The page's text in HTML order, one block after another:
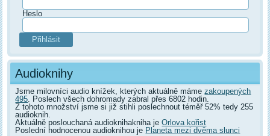
Heslo
Audioknihy
Jsme milovníci audio knížek, kterých aktuálně mámezakoupených
495. Poslech všech dohromady zabral přes 6802 hodin.
Z tohoto množství jsme si již stihli poslechnout téměř 52% tedy 255
audioknih.
Aktuálně poslouchaná audioknihakniha jeOrlova kořist
Poslední hodnocenou audioknihou je Planeta mezi dvěma slunci